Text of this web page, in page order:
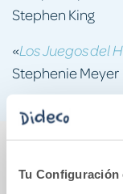
Tu Configuración
Stephen King
«Los Juegos del
Stephenie Meyer